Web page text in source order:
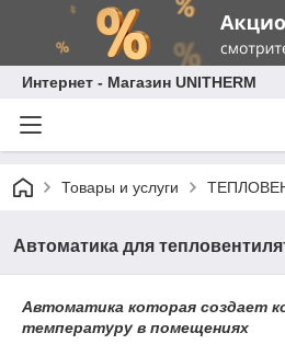
Интернет - Магазин UNITHERM
Товары и услуги
Автоматика для
Автоматика которая создает
температуру в помещениях